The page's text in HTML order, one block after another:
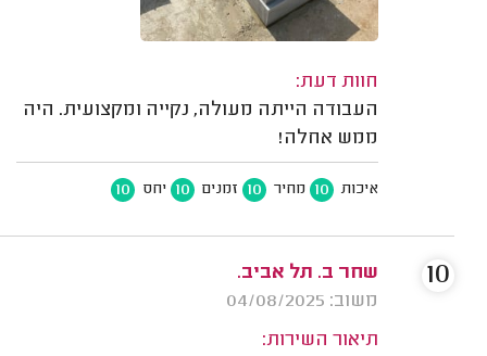
חוות דעת:
העבודה הייתה מעולה, נקייה ומקצועית. היה
ממש אחלה!
איכות 10 מחיר 10 זמנים 10 יחס 10
שחר ב. תל אביב.
משוב: 04/08/2025
תיאור השירות:
10